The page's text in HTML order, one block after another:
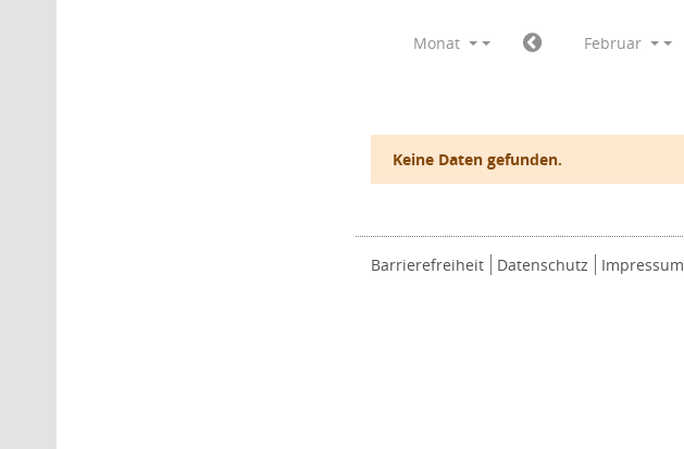
Monat Februar
Keine Daten gefunden.
Barrierefreiheit Datenschutz Impressum